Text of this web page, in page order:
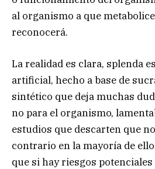
al organismo a que
reconocerá.
La realidad es clara, splenda
artificial, hecho a base de
sintético que deja muchas
no para el organismo,
estudios que descarten que
contrario en la mayoría de
que si hay riesgos potenciales